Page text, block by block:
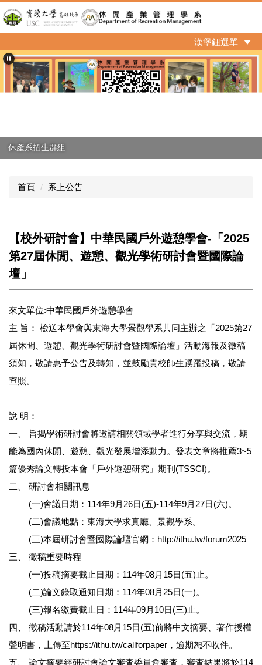
跳
到
主
內
容
區
漢堡鈕選單
休產系招生群組
首頁 系上公告
【校外研討會】中華民國戶外遊憩學會-「2025
第27屆休閒、遊憩、觀光學術研討會暨國際論
壇」
來文單位:中華民國戶外遊憩學會
主 旨： 檢送本學會與東海大學景觀學系共同主辦之「2025第27
屆休閒、遊憩、觀光學術研討會暨國際論壇」活動海報及徵稿
須知，敬請惠予公告及轉知，並鼓勵貴校師生踴躍投稿，敬請
查照。
說 明：
一、 旨揭學術研討會將邀請相關領域學者進行分享與交流，期
能為國內休閒、遊憩、觀光發展增添動力。發表文章將推薦3~5
篇優秀論文轉投本會「戶外遊憩研究」期刊(TSSCI)。
二、 研討會相關訊息
(一)會議日期：114年9月26日(五)-114年9月27日(六)。
(二)會議地點：東海大學求真廳、景觀學系。
(三)本屆研討會暨國際論壇官網：http://ithu.tw/forum2025
三、 徵稿重要時程
(一)投稿摘要截止日期：114年08月15日(五)止。
(二)論文錄取通知日期：114年08月25日(一)。
(三)報名繳費截止日：114年09月10日(三)止。
四、 徵稿活動請於114年08月15日(五)前將中文摘要、著作授權
聲明書，上傳至https://ithu.tw/callforpaper，逾期恕不收件。
五、 論文摘要經研討會論文審查委員會審查，審查結果將於114